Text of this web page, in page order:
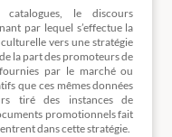
le discours
par lequel s’effectue la
vers une stratégie
la part des promoteurs de
par le marché ou
que ces mêmes données
tiré des instances de
promotionnels fait
dans cette stratégie.